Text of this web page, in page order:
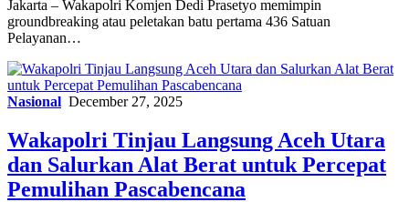
Jakarta – Wakapolri Komjen Dedi Prasetyo memimpin
groundbreaking atau peletakan batu pertama 436 Satuan
Pelayanan…
Nasional December 27, 2025
Wakapolri Tinjau Langsung Aceh Utara
dan Salurkan Alat Berat untuk Percepat
Pemulihan Pascabencana